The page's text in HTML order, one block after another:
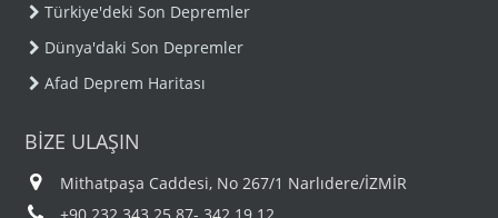
Türkiye'deki Son Depremler
Dünya'daki Son Depremler
Afad Deprem Haritası
BİZE ULAŞIN
Mithatpaşa Caddesi, No 267/1 Narlıdere/İZMİR